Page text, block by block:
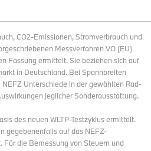
CO2-Emissionen, Stromverbrauch und
Messverfahren VO (EU)
Fassung ermittelt. Sie beziehen sich auf
in Deutschland. Bei Spannbreiten
Unterschiede in der gewählten Rad-
jeglicher Sonderausstattung.
des neuen WLTP-Testzyklus ermittelt.
gegebenenfalls auf das NEFZ-
Für die Bemessung von Steuern und